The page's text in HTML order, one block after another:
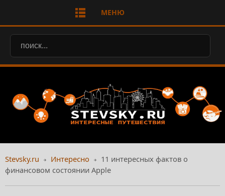
МЕНЮ
Stevsky.ru Интересно
11 интересных фактов о
финансовом состоянии Apple